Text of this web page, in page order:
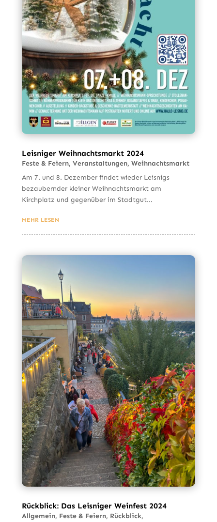
Leisniger Weihnachtsmarkt 2024
Feste & Feiern, Veranstaltungen, Weihnachtsmarkt
Am 7. und 8. Dezember findet wieder Leisnigs
bezaubernder kleiner Weihnachtsmarkt am
Kirchplatz und gegenüber im Stadtgut...
MEHR LESEN
Rückblick: Das Leisniger Weinfest 2024
Allgemein, Feste & Feiern, Rückblick,